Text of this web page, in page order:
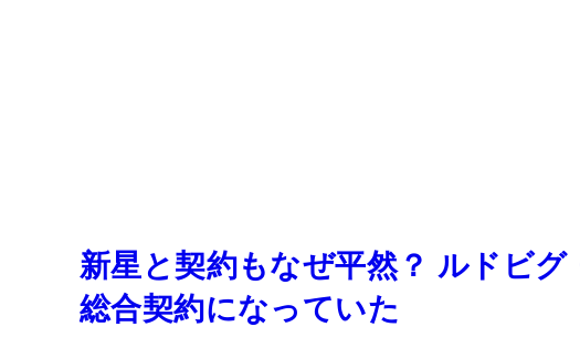
新星と契約もなぜ平然？ ルドビ
総合契約になっていた